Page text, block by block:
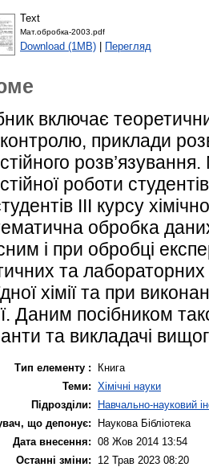
Text
Мат.обробка-2003.pdf
Download (1MB) Перегляд
включає
приклади
роботи
ІІІ курсу
обробка
і при обробці
та лабораторних
хімії та при
Даним посібником
та викладачі
Тип елементу :
Книга
Теми: Хімічні науки
Підрозділи:
Навчально-науковий
що депонує:
Наукова Бібліотека
Дата внесення: 08 Жов 2014 13:54
Останні зміни:
12 Трав 2023 08:20